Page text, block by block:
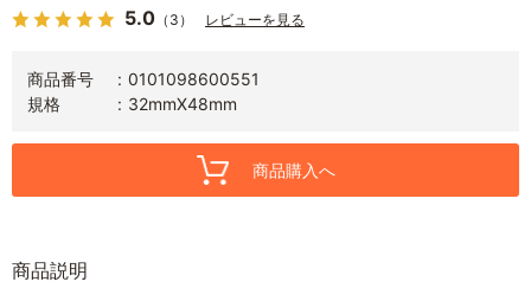
5.0 （3） レビューを見る
商品番号
0101098600551
規格
32mmX48mm
商品購入へ
商品説明